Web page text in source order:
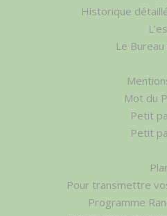
Historique
Le Bureau
Mot du
Petit
Petit
Pour transmettre
Programme